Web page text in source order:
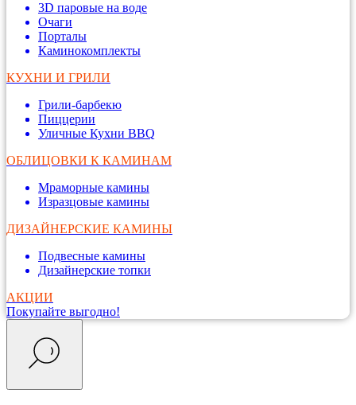
3D паровые на воде
Очаги
Порталы
Каминокомплекты
КУХНИ И ГРИЛИ
Грили-барбекю
Пиццерии
Уличные Кухни BBQ
ОБЛИЦОВКИ К КАМИНАМ
Мраморные камины
Изразцовые камины
ДИЗАЙНЕРСКИЕ КАМИНЫ
Подвесные камины
Дизайнерские топки
АКЦИИ
Покупайте выгодно!